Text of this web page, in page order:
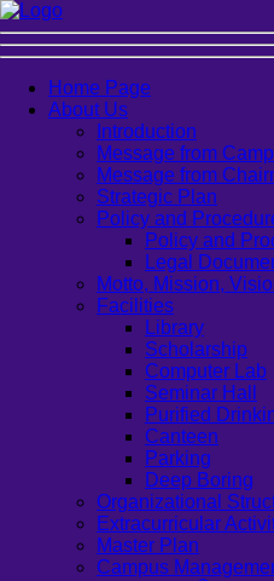
Home Page
About Us
Introduction
Message from
Message from
Strategic Plan
Policy and
Policy and
Legal
Motto, Mission,
Facilities
Library
Scholarship
Computer Lab
Seminar Hall
Purified
Canteen
Parking
Deep Boring
Organizational
Extracurricular
Master Plan
Campus